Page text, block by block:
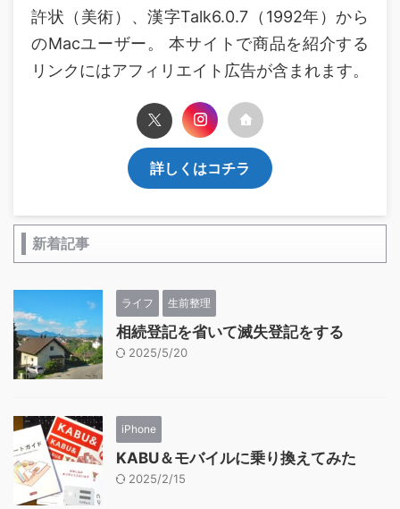
許状（美術）、漢字Talk6.0.7（1992年）から
のMacユーザー。 本サイトで商品を紹介する
リンクにはアフィリエイト広告が含まれます。
詳しくはコチラ
新着記事
ライフ 生前整理
相続登記を省いて滅失登記をする
2025/5/20
iPhone
KABU＆モバイルに乗り換えてみた
2025/2/15